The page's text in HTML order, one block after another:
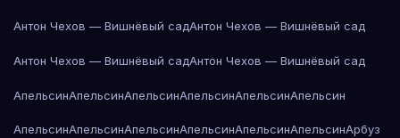
Антон Чехов — Вишнёвый садАнтон Чехов — Вишнёвый сад
Антон Чехов — Вишнёвый садАнтон Чехов — Вишнёвый сад
АпельсинАпельсинАпельсинАпельсинАпельсинАпельсин
АпельсинАпельсинАпельсинАпельсинАпельсинАпельсинАрбуз